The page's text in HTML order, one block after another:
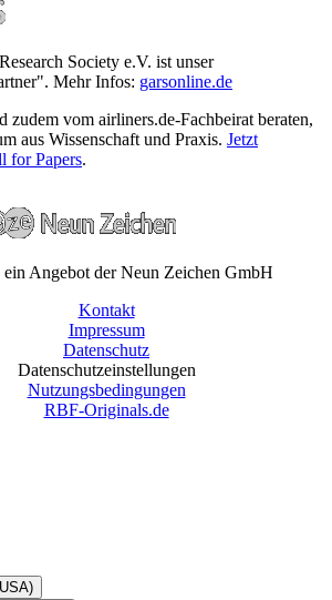
Society e.V. ist unser
Mehr Infos: garsonline.de
zudem vom airliners.de-Fachbeirat beraten,
aus Wissenschaft und Praxis. Jetzt
for Papers.
Angebot der Neun Zeichen GmbH
Kontakt
Impressum
Datenschutz
Datenschutzeinstellungen
Nutzungsbedingungen
RBF-Originals.de